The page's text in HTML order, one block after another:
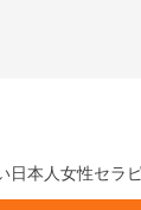
本人女性セ
を味わって頂